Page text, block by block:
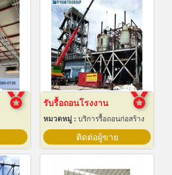
รับรื้อถอนโรงงาน
หมวดหมู่ : บริการรื้อถอนก่อสร้าง
ติดต่อผู้ขาย